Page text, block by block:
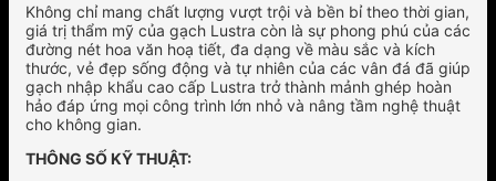
Không chỉ mang chất lượng vượt trội và bền bỉ theo thời gian,
giá trị thẩm mỹ của gạch Lustra còn là sự phong phú của các
đường nét hoa văn hoạ tiết, đa dạng về màu sắc và kích
thước, vẻ đẹp sống động và tự nhiên của các vân đá đã giúp
gạch nhập khẩu cao cấp Lustra trở thành mảnh ghép hoàn
hảo đáp ứng mọi công trình lớn nhỏ và nâng tầm nghệ thuật
cho không gian.
THÔNG SỐ KỸ THUẬT: